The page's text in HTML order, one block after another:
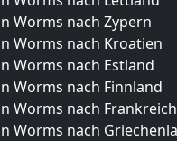
Worms nach Zypern
Worms nach Kroatien
Worms nach Estland
Worms nach Finnland
Worms nach Frankreich
Worms nach